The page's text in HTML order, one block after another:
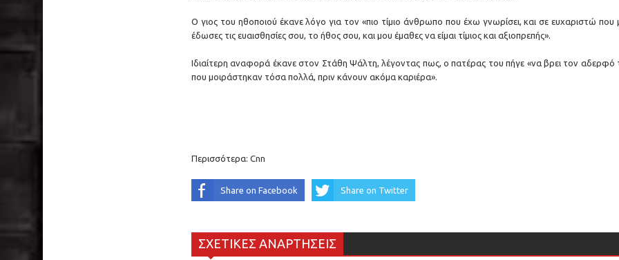
Ο γιος του ηθοποιού έκανε λόγο για τον «πιο τίμιο άνθρωπο που έχω γνωρίσει, και σε ευχαριστώ που
έδωσες τις ευαισθησίες σου, το ήθος σου, και μου έμαθες να είμαι τίμιος και αξιοπρεπής».
Ιδιαίτερη αναφορά έκανε στον Στάθη Ψάλτη, λέγοντας πως, ο πατέρας του πήγε «να βρει τον αδερφό
που μοιράστηκαν τόσα πολλά, πριν κάνουν ακόμα καριέρα».
Περισσότερα: Cnn
Share on Facebook Share on Twitter
ΣΧΕΤΙΚΕΣ ΑΝΑΡΤΗΣΕΙΣ